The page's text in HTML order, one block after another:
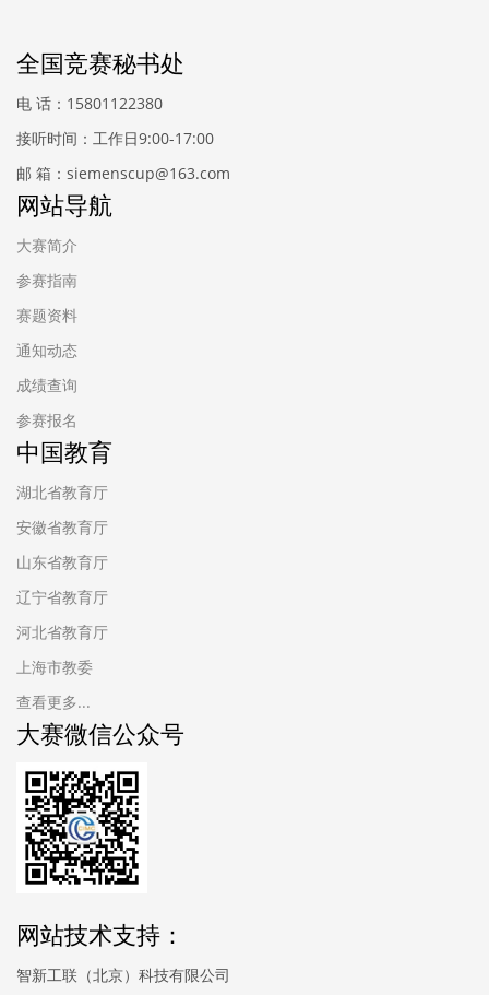
全国竞赛秘书处
电 话：15801122380
接听时间：工作日9:00-17:00
邮 箱：siemenscup@163.com
网站导航
大赛简介
参赛指南
赛题资料
通知动态
成绩查询
参赛报名
中国教育
湖北省教育厅
安徽省教育厅
山东省教育厅
辽宁省教育厅
河北省教育厅
上海市教委
查看更多...
大赛微信公众号
网站技术支持：
智新工联（北京）科技有限公司